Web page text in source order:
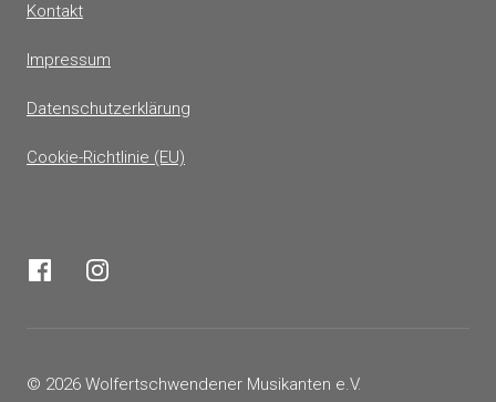
Kontakt
Impressum
Datenschutzerklärung
Cookie-Richtlinie (EU)
© 2026 Wolfertschwendener Musikanten e.V.